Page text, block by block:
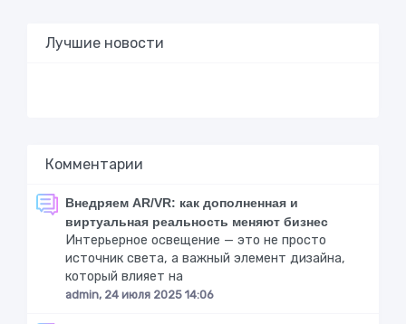
Лучшие новости
Комментарии
Внедряем AR/VR: как дополненная и
виртуальная реальность меняют бизнес
Интерьерное освещение — это не просто
источник света, а важный элемент дизайна,
который влияет на
admin, 24 июля 2025 14:06